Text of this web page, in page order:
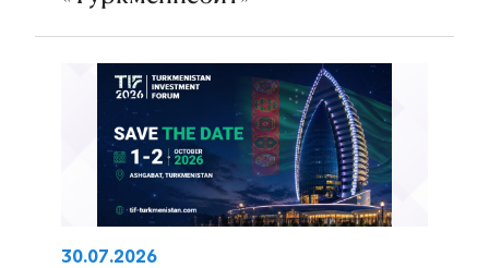
30.07.2026